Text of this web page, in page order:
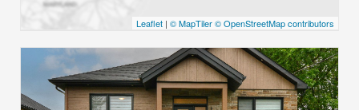
Leaflet | © MapTiler© OpenStreetMap contributors